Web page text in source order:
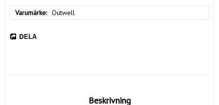
Varumärke Outwell
DELA
Beskrivning